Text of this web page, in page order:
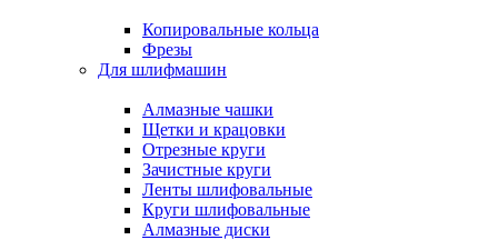
Копировальные кольца
Фрезы
Для шлифмашин
Алмазные чашки
Щетки и крацовки
Отрезные круги
Зачистные круги
Ленты шлифовальные
Круги шлифовальные
Алмазные диски